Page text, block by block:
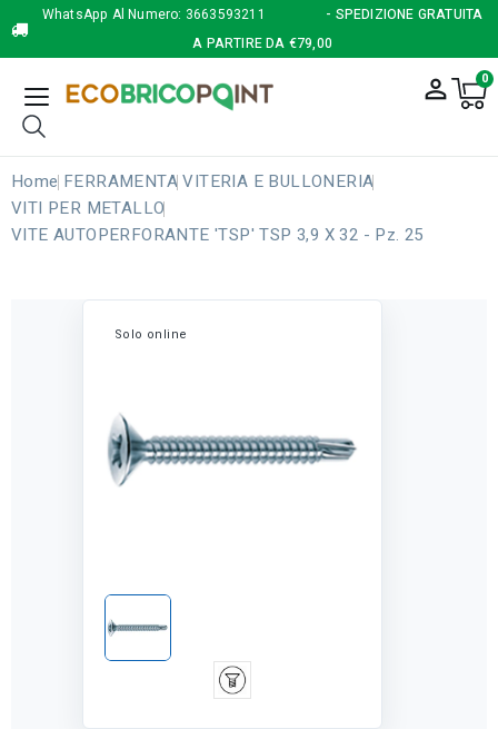
WhatsApp Al Numero: 3663593211
- SPEDIZIONE GRATUITA
A PARTIRE DA €79,00
person_outline 0
Home FERRAMENTA VITERIA E BULLONERIA
VITI PER METALLO
VITE AUTOPERFORANTE 'TSP' TSP 3,9 X 32 - Pz. 25
Solo online